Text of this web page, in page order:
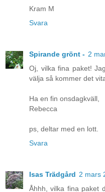
Kram M
Svara
Spirande grönt - 2
Oj, vilka fina paket!
välja så kommer det
Ha en fin onsdagkväll,
Rebecca
ps, deltar med en lott.
Svara
Isas Trädgård 2 mars
Åhhh, vilka fina paket